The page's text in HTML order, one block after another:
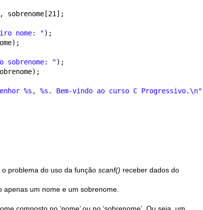
sobrenome[21];
nome: ");
sobrenome: ");
%s , %s . Bem-vindo ao curso C Progressivo.\n"
problema do uso da função scanf() receber dados do
apenas um nome e um sobrenome.
composto no ‘nome’ ou no ‘sobrenome’. Ou seja, um